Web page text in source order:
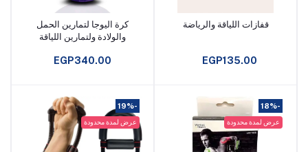
أضف إلى السلة
قفازات اللياقة والرياضة
EGP135.00
أضف إلى السلة
كرة اليوجا لتمارين الحمل
والولادة ولتمارين اللياقة
EGP340.00
-18%
عرض لمدة محدودة
-19%
عرض لمدة محدودة